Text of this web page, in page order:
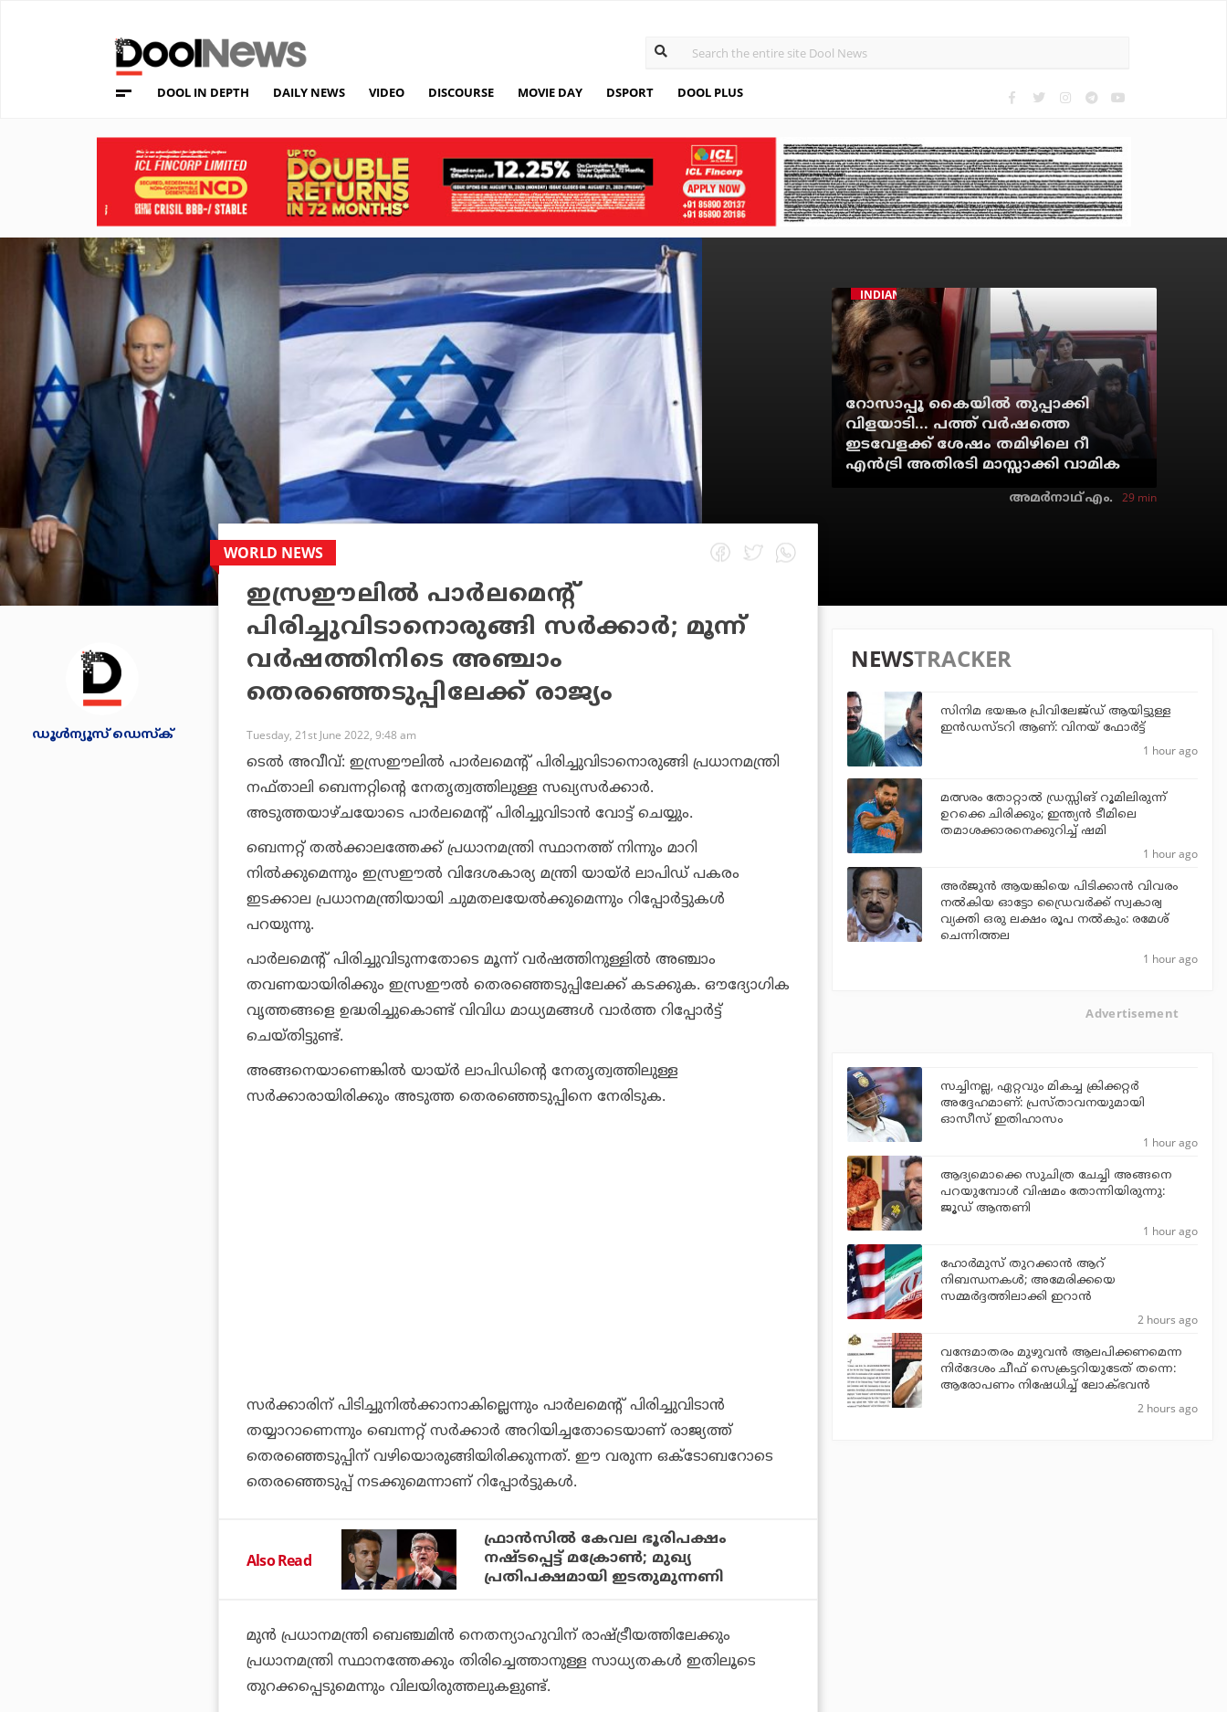
DOOL IN DEPTH DAILY NEWS VIDEO DISCOURSE MOVIE DAY DSPORT DOOL PLUS
INDIAN CINEMA
റോസാപ്പൂ കൈയില്‍ തുപ്പാക്കി
വിളയാടി... പത്ത് വര്‍ഷത്തെ
ഇടവേളക്ക് ശേഷം തമിഴിലെ റീ
എന്‍ട്രി അതിരടി മാസ്സാക്കി വാമിക
അമര്‍നാഥ് എം. 29 min
ഡൂള്‍ന്യൂസ് ഡെസ്‌ക്
WORLD NEWS
ഇസ്രഈലില്‍ പാര്‍ലമെന്റ്
പിരിച്ചുവിടാനൊരുങ്ങി സര്‍ക്കാര്‍; മൂന്ന്
വര്‍ഷത്തിനിടെ അഞ്ചാം
തെരഞ്ഞെടുപ്പിലേക്ക് രാജ്യം
Tuesday, 21st June 2022, 9:48 am
ടെല്‍ അവീവ്: ഇസ്രഈലില്‍ പാര്‍ലമെന്റ് പിരിച്ചുവിടാനൊരുങ്ങി പ്രധാനമന്ത്രി
നഫ്താലി ബെന്നറ്റിന്റെ നേതൃത്വത്തിലുള്ള സഖ്യസര്‍ക്കാര്‍.
അടുത്തയാഴ്ചയോടെ പാര്‍ലമെന്റ് പിരിച്ചുവിടാന്‍ വോട്ട് ചെയ്യും.
ബെന്നറ്റ് തല്‍ക്കാലത്തേക്ക് പ്രധാനമന്ത്രി സ്ഥാനത്ത് നിന്നും മാറി
നില്‍ക്കുമെന്നും ഇസ്രഈല്‍ വിദേശകാര്യ മന്ത്രി യായ്ര്‍ ലാപിഡ് പകരം
ഇടക്കാല പ്രധാനമന്ത്രിയായി ചുമതലയേല്‍ക്കുമെന്നും റിപ്പോര്‍ട്ടുകള്‍
പറയുന്നു.
പാര്‍ലമെന്റ് പിരിച്ചുവിടുന്നതോടെ മൂന്ന് വര്‍ഷത്തിനുള്ളില്‍ അഞ്ചാം
തവണയായിരിക്കും ഇസ്രഈല്‍ തെരഞ്ഞെടുപ്പിലേക്ക് കടക്കുക. ഔദ്യോഗിക
വൃത്തങ്ങളെ ഉദ്ധരിച്ചുകൊണ്ട് വിവിധ മാധ്യമങ്ങള്‍ വാര്‍ത്ത റിപ്പോര്‍ട്ട്
ചെയ്തിട്ടുണ്ട്.
അങ്ങനെയാണെങ്കില്‍ യായ്ര്‍ ലാപിഡിന്റെ നേതൃത്വത്തിലുള്ള
സര്‍ക്കാരായിരിക്കും അടുത്ത തെരഞ്ഞെടുപ്പിനെ നേരിടുക.
സര്‍ക്കാരിന് പിടിച്ചുനില്‍ക്കാനാകില്ലെന്നും പാര്‍ലമെന്റ് പിരിച്ചുവിടാന്‍
തയ്യാറാണെന്നും ബെന്നറ്റ് സര്‍ക്കാര്‍ അറിയിച്ചതോടെയാണ് രാജ്യത്ത്
തെരഞ്ഞെടുപ്പിന് വഴിയൊരുങ്ങിയിരിക്കുന്നത്. ഈ വരുന്ന ഒക്ടോബറോടെ
തെരഞ്ഞെടുപ്പ് നടക്കുമെന്നാണ് റിപ്പോര്‍ട്ടുകള്‍.
Also Read
ഫ്രാന്‍സില്‍ കേവല ഭൂരിപക്ഷം
നഷ്ടപ്പെട്ട് മക്രോണ്‍; മുഖ്യ
പ്രതിപക്ഷമായി ഇടതുമുന്നണി
മുന്‍ പ്രധാനമന്ത്രി ബെഞ്ചമിന്‍ നെതന്യാഹുവിന് രാഷ്ട്രീയത്തിലേക്കും
പ്രധാനമന്ത്രി സ്ഥാനത്തേക്കും തിരിച്ചെത്താനുള്ള സാധ്യതകള്‍ ഇതിലൂടെ
തുറക്കപ്പെടുമെന്നും വിലയിരുത്തലുകളുണ്ട്.
NEWSTRACKER
സിനിമ ഭയങ്കര പ്രിവിലേജ്ഡ് ആയിട്ടുള്ള
ഇൻഡസ്ടറി ആണ്: വിനയ് ഫോർട്ട്
1 hour ago
മത്സരം തോറ്റാല്‍ ഡ്രസ്സിങ് റൂമിലിരുന്ന്
ഉറക്കെ ചിരിക്കും; ഇന്ത്യന്‍ ടീമിലെ
തമാശക്കാരനെക്കുറിച്ച് ഷമി
1 hour ago
അര്‍ജുന്‍ ആയങ്കിയെ പിടിക്കാന്‍ വിവരം
നല്‍കിയ ഓട്ടോ ഡ്രൈവര്‍ക്ക് സ്വകാര്വ
വ്യക്തി ഒരു ലക്ഷം രൂപ നല്‍കും: രമേശ്
ചെന്നിത്തല
1 hour ago
Advertisement
സച്ചിനല്ല, ഏറ്റവും മികച്ച ക്രിക്കറ്റര്‍
അദ്ദേഹമാണ്: പ്രസ്താവനയുമായി
ഓസീസ് ഇതിഹാസം
1 hour ago
ആദ്യമൊക്കെ സുചിത്ര ചേച്ചി അങ്ങനെ
പറയുമ്പോൾ വിഷമം തോന്നിയിരുന്നു:
ജൂഡ് ആന്തണി
1 hour ago
ഹോര്‍മുസ് തുറക്കാന്‍ ആറ്
നിബന്ധനകള്‍; അമേരിക്കയെ
സമ്മര്‍ദ്ദത്തിലാക്കി ഇറാന്‍
2 hours ago
വന്ദേമാതരം മുഴുവന്‍ ആലപിക്കണമെന്ന
നിര്‍ദേശം ചീഫ് സെക്രട്ടറിയുടേത് തന്നെ:
ആരോപണം നിഷേധിച്ച് ലോക്ഭവന്‍
2 hours ago